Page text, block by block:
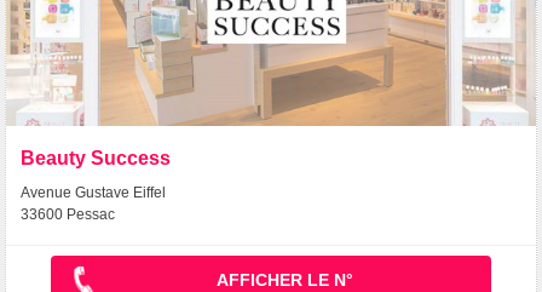
Beauty Success
Avenue Gustave Eiffel
33600 Pessac
AFFICHER LE N°